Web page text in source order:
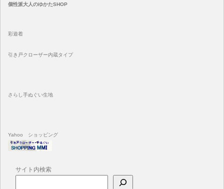
個性派大人のゆかたSHOP
彩遊着
引き戸クローザー内蔵タイプ
さらし手ぬぐい生地
Yahoo ショッピング
サイト内検索